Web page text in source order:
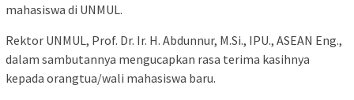
mahasiswa di UNMUL.
Rektor UNMUL, Prof. Dr. Ir. H. Abdunnur, M.Si., IPU., ASEAN Eng.,
dalam sambutannya mengucapkan rasa terima kasihnya
kepada orangtua/wali mahasiswa baru.